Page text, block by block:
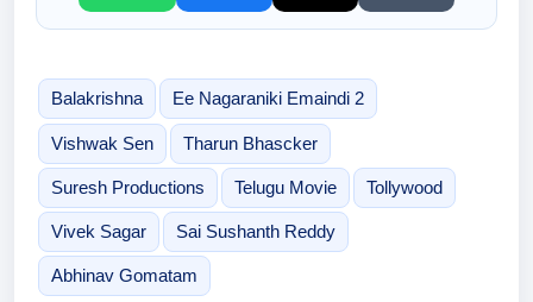
Balakrishna Ee Nagaraniki Emaindi 2
Vishwak Sen Tharun Bhascker
Suresh Productions Telugu Movie Tollywood
Vivek Sagar Sai Sushanth Reddy
Abhinav Gomatam